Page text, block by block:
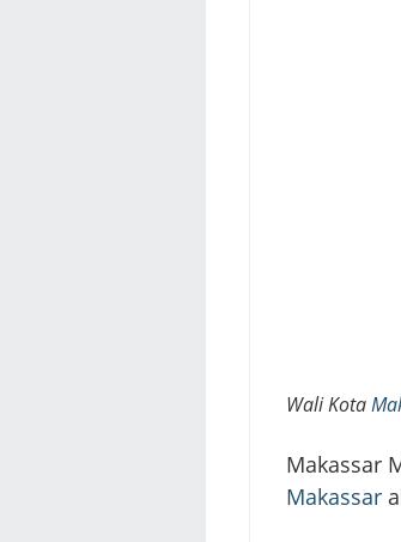
Wali Kota
Makassar
Makassar